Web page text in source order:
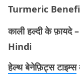
Turmeric
काली हल्दी के
Hindi
हेल्थ बेनेफ़िट्स टाइम्स